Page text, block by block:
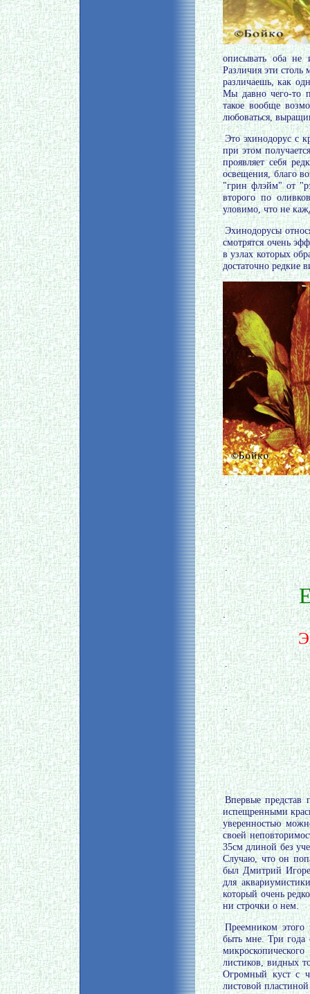
описывать оба не
Различия эти столь
различаешь, как
Мы давно чего-то
такое вообще
любоваться,
Это эхинодорус с
при этом
проявляет себя
освещения, благо
"грин флэйм" от
второго по
уловимо, что не
Эхинодорусы
смотрятся очень
в узлах которых
достаточно редкие
.
.
.
.
.
.
.
.
.
Впервые представ
испещренными
уверенностью
своей
35см длиной без
Случаю, что он
был Дмитрий
для
который очень
ни строчки о нем.
Преемником этого
быть мне. Три года
листиков, видных
Огромный куст с
листовой